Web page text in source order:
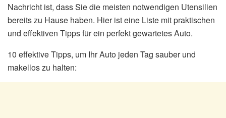
Nachricht ist, dass Sie die meisten notwendigen Utensilien
bereits zu Hause haben. Hier ist eine Liste mit praktischen
und effektiven Tipps für ein perfekt gewartetes Auto.
10 effektive Tipps, um Ihr Auto jeden Tag sauber und
makellos zu halten: